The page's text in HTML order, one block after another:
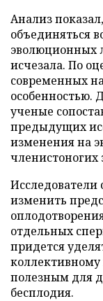
Анализ
объединяться
эволюционных
исчезала. По
современных
особенностью.
ученые
предыдущих
изменения на
членистоногих
изменить
отдельных
придется
полезным для
бесплодия.